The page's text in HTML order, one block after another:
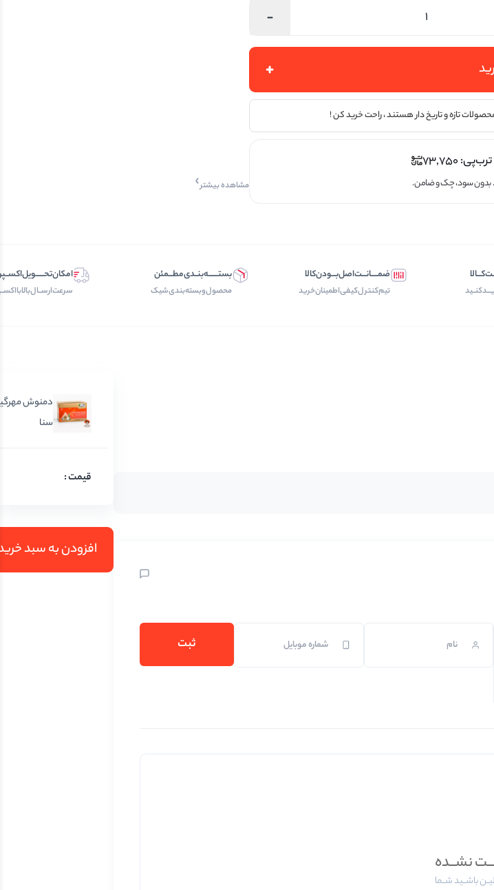
تازه و تاریخ دار هستند ، راحت خرید کن !
73,750
مشاهده بیشتر
ضمـــــانـــت‌اصل‌بـــودن‌کالا
تیم‌کنترل‌کیفی‌اطمینان‌خرید
بستـــــــه‌بنــدی‌مطـــمئن
محصول‌و‌بسته‌بندی‌‌شیک
نشــده
باشــید شــما
دمنوش
سنا
افزودن به سبد